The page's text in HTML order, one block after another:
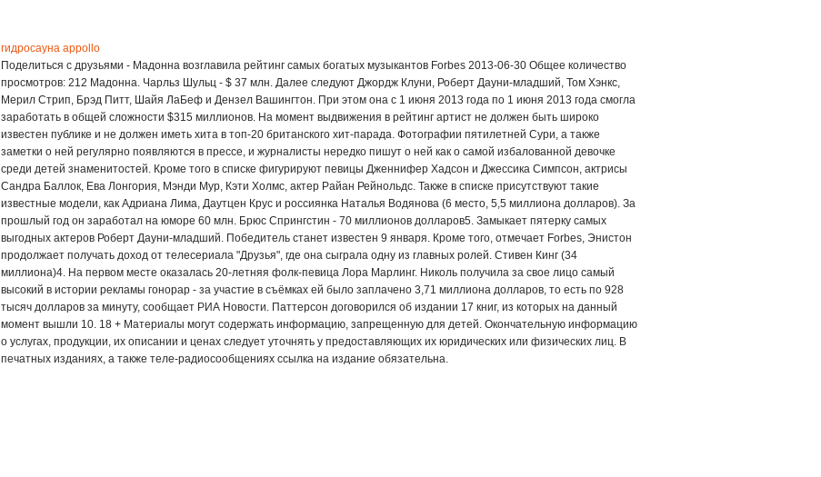
гидросауна appollo
Поделиться с друзьями - Мадонна возглавила рейтинг самых богатых музыкантов Forbes 2013-06-30 Общее количество
просмотров: 212 Мадонна. Чарльз Шульц - $ 37 млн. Далее следуют Джордж Клуни, Роберт Дауни-младший, Том Хэнкс,
Мерил Стрип, Брэд Питт, Шайя ЛаБеф и Дензел Вашингтон. При этом она с 1 июня 2013 года по 1 июня 2013 года смогла
заработать в общей сложности $315 миллионов. На момент выдвижения в рейтинг артист не должен быть широко
известен публике и не должен иметь хита в топ-20 британского хит-парада. Фотографии пятилетней Сури, а также
заметки о ней регулярно появляются в прессе, и журналисты нередко пишут о ней как о самой избалованной девочке
среди детей знаменитостей. Кроме того в списке фигурируют певицы Дженнифер Хадсон и Джессика Симпсон, актрисы
Сандра Баллок, Ева Лонгория, Мэнди Мур, Кэти Холмс, актер Райан Рейнольдс. Также в списке присутствуют такие
известные модели, как Адриана Лима, Даутцен Крус и россиянка Наталья Водянова (6 место, 5,5 миллиона долларов). За
прошлый год он заработал на юморе 60 млн. Брюс Спрингстин - 70 миллионов долларов5. Замыкает пятерку самых
выгодных актеров Роберт Дауни-младший. Победитель станет известен 9 января. Кроме того, отмечает Forbes, Энистон
продолжает получать доход от телесериала "Друзья", где она сыграла одну из главных ролей. Стивен Кинг (34
миллиона)4. На первом месте оказалась 20-летняя фолк-певица Лора Марлинг. Николь получила за свое лицо самый
высокий в истории рекламы гонорар - за участие в съёмках ей было заплачено 3,71 миллиона долларов, то есть по 928
тысяч долларов за минуту, сообщает РИА Новости. Паттерсон договорился об издании 17 книг, из которых на данный
момент вышли 10. 18 + Материалы могут содержать информацию, запрещенную для детей. Окончательную информацию
о услугах, продукции, их описании и ценах следует уточнять у предоставляющих их юридических или физических лиц. В
печатных изданиях, а также теле-радиосообщениях ссылка на издание обязательна.